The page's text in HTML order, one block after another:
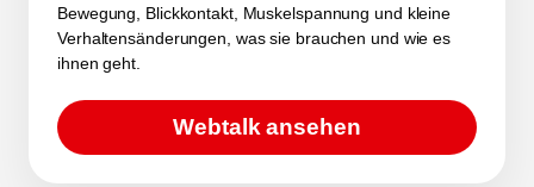
Bewegung, Blickkontakt, Muskelspannung und kleine
Verhaltensänderungen, was sie brauchen und wie es
ihnen geht.
Webtalk ansehen